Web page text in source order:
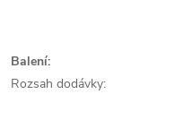
Balení:
Rozsah dodávky: